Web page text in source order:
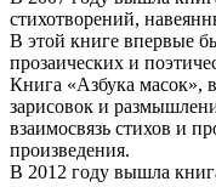
стихотворений,
В этой книге впервые
прозаических и
Книга «Азбука масок»,
зарисовок и
взаимосвязь стихов и
произведения.
В 2012 году вышла